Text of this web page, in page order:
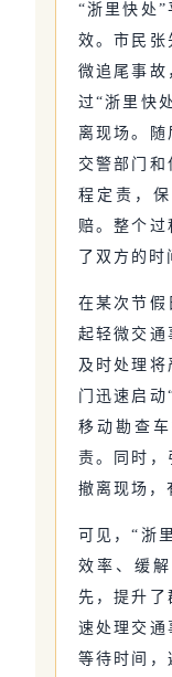
“浙里快处
效。市民张
微追尾事故
过“浙里快
离现场。随
交警部门和
程定责，
赔。整个过
了双方的时
在某次节假
起轻微交通
及时处理将
门迅速启动
移动勘查
责。同时，
撤离现场，
可见，“浙
效率、缓
先，提升了
速处理交通
等待时间，